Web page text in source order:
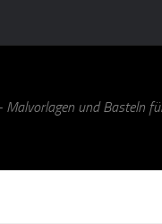
und Basteln